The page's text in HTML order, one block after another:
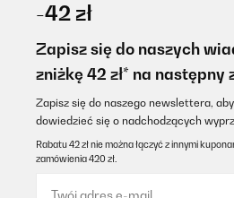
-42 zł
Zapisz się do naszych
zniżkę 42 zł* na następny
Zapisz się do naszego newslettera,
dowiedzieć się o nadchodzących
Rabatu 42 zł nie można łączyć z innymi
zamówienia 420 zł.